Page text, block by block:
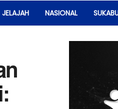
JELAJAH NASIONAL